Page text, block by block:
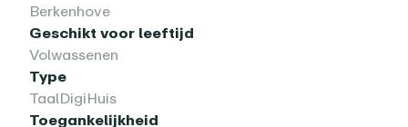
Berkenhove
Geschikt voor leeftijd
Volwassenen
Type
TaalDigiHuis
Toegankelijkheid